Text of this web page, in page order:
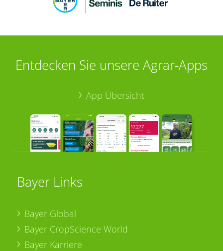
Entdecken Sie unsere Agrar-Apps
App Übersicht
Bayer Links
Bayer Global
Bayer CropScience World
Bayer Karriere